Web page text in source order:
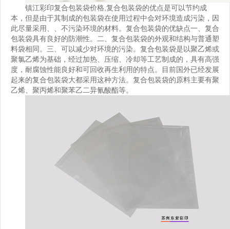
镇江彩印复合包装袋价格 ,复合包装袋的优点是可以节约成
本，但是由于其制成的包装袋在使用过程中会对环境造成污染，因
此尽量采用、、不污染环境的材料。复合包装袋的优缺点一、复合
包装袋具有良好的防潮性。二、复合包装袋的外观和结构与普通塑
料袋相同。三、可以减少对环境的污染。复合包装袋是以聚乙烯或
聚氯乙烯为基础，经过加热、压缩、冷却等工艺制成的，具有高强
度，耐腐蚀性能良好和可回收再生利用的特点。目前国外已经发展
起来的复合包装袋大都采用这种方法。复合包装袋的原料主要有聚
乙烯、聚丙烯和聚苯乙二异氰酸酯等。